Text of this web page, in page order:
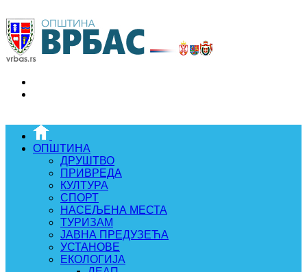
ОПШТИНА
ДРУШТВО
ПРИВРЕДА
КУЛТУРА
СПОРТ
НАСЕЉЕНА МЕСТА
ТУРИЗАМ
ЈАВНА ПРЕДУЗЕЋА
УСТАНОВЕ
ЕКОЛОГИЈА